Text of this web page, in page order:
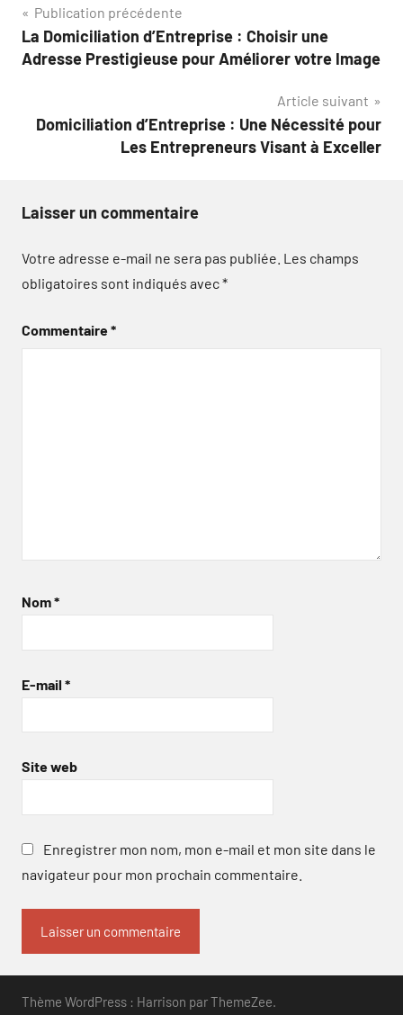
Navigation
de
Publication précédente
La Domiciliation d’Entreprise : Choisir une
Adresse Prestigieuse pour Améliorer votre Image
Article suivant
Domiciliation d’Entreprise : Une Nécessité pour
Les Entrepreneurs Visant à Exceller
Laisser un commentaire
Votre adresse e-mail ne sera pas publiée. Les champs
obligatoires sont indiqués avec*
Commentaire*
Nom*
E-mail *
Site web
Enregistrer mon nom, mon e-mail et mon site dans le
navigateur pour mon prochain commentaire.
Thème WordPress : Harrison par ThemeZee.